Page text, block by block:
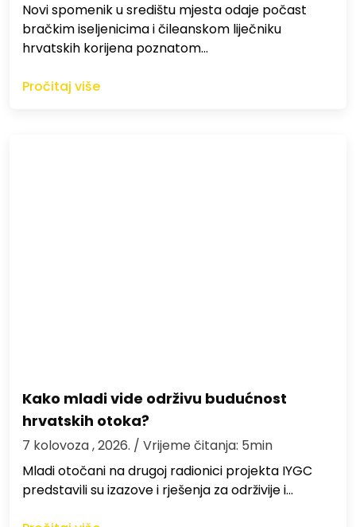
Novi spomenik u središtu mjesta odaje počast
bračkim iseljenicima i čileanskom liječniku
hrvatskih korijena poznatom…
Pročitaj više
Kako mladi vide održivu budućnost
hrvatskih otoka?
7 kolovoza , 2026. / Vrijeme čitanja: 5min
Mladi otočani na drugoj radionici projekta IYGC
predstavili su izazove i rješenja za održivije i…